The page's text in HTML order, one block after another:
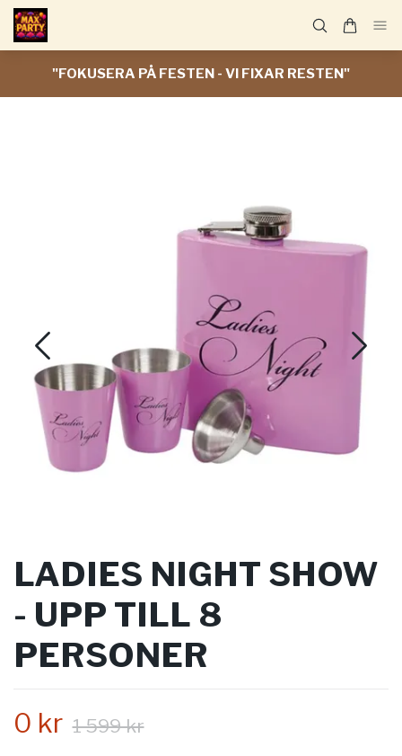
"FOKUSERA PÅ FESTEN - VI FIXAR RESTEN"
LADIES NIGHT SHOW
- UPP TILL 8
PERSONER
0 kr 1 599 kr